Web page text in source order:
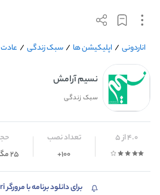
اناردونی / اپلیکیشن ها /سبک زندگی /
نسیم آرامش
سبک زندگی
4.0 از 5 تعداد نصب
100+ 25 مگابایت
برای دانلود برنامه با مرورگر Safari وارد شوید.